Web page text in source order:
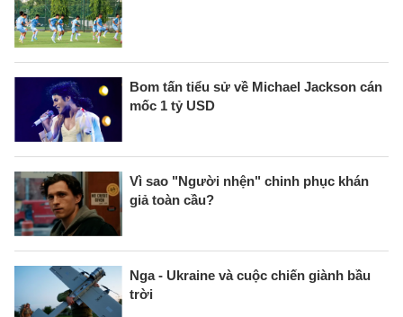
Bom tấn tiểu sử về Michael Jackson cán
mốc 1 tỷ USD
Vì sao "Người nhện" chinh phục khán
giả toàn cầu?
Nga - Ukraine và cuộc chiến giành bầu
trời